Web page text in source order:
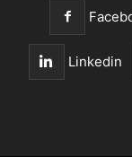
Linkedin